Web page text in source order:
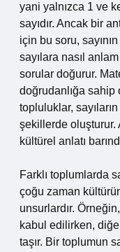
yani yalnızca 1 ve
sayıdır. Ancak bir
için bu soru,
sayılara nasıl
sorular doğurur.
doğrudanlığa sahip
topluluklar,
şekillerde oluşturur.
kültürel anlatı
Farklı toplumlarda
çoğu zaman
unsurlardır.
kabul edilirken,
taşır. Bir toplumun